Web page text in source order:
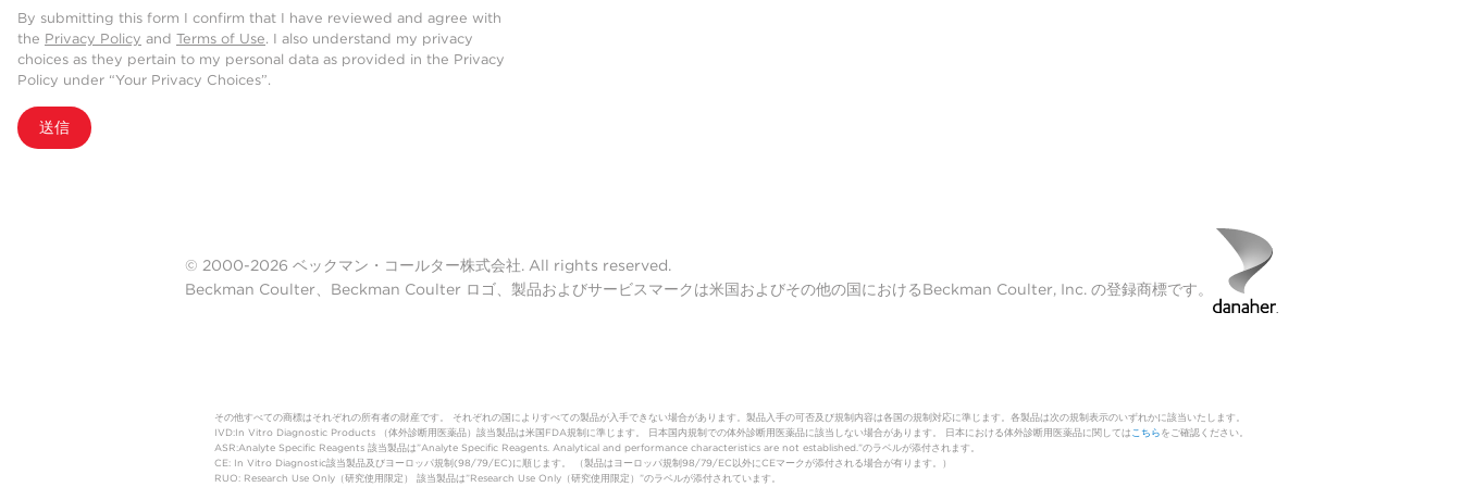
By submitting this form I confirm that I have reviewed and agree with
the Privacy Policy and Terms of Use. I also understand my privacy
choices as they pertain to my personal data as provided in the Privacy
Policy under “Your Privacy Choices”.
送信
© 2000-2026 ベックマン・コールター株式会社. All rights reserved.
Beckman Coulter、Beckman Coulter ロゴ、製品およびサービスマークは米国およびその他の国におけるBeckman Coulter, Inc. の登録商標です。
その他すべての商標はそれぞれの所有者の財産です。 それぞれの国によりすべての製品が入手できない場合があります。製品入手の可否及び規制内容は各国の規制対応に準じます。各製品は次の規制表示のいずれかに該当いたします。
IVD:In Vitro Diagnostic Products （体外診断用医薬品）該当製品は米国FDA規制に準じます。 日本国内規制での体外診断用医薬品に該当しない場合があります。 日本における体外診断用医薬品に関しては こちらをご確認ください。
ASR:Analyte Specific Reagents 該当製品は”Analyte Specific Reagents. Analytical and performance characteristics are not established.”のラベルが添付されます。
CE: In Vitro Diagnostic該当製品及びヨーロッパ規制(98/79/EC)に順じます。 （製品はヨーロッパ規制98/79/EC以外にCEマークが添付される場合が有ります。）
RUO: Research Use Only（研究使用限定） 該当製品は”Research Use Only（研究使用限定）”のラベルが添付されています。